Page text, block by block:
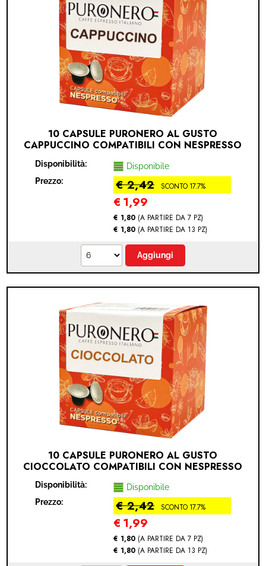
10 CAPSULE PURONERO AL GUSTO
CAPPUCCINO COMPATIBILI CON NESPRESSO
Disponibilità:
Disponibile
Prezzo:
€ 2,42 SCONTO 17.7%
€ 1,99
€ 1,80 (A PARTIRE DA 7 PZ)
€ 1,80 (A PARTIRE DA 13 PZ)
10 CAPSULE PURONERO AL GUSTO
CIOCCOLATO COMPATIBILI CON NESPRESSO
Disponibilità:
Disponibile
Prezzo:
€ 2,42 SCONTO 17.7%
€ 1,99
€ 1,80 (A PARTIRE DA 7 PZ)
€ 1,80 (A PARTIRE DA 13 PZ)